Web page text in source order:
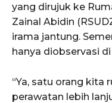
Menu
News
Histori
yang dirujuk ke
Zainal Abidin
irama jantung.
hanya diobservasi
“Ya, satu orang kita
perawatan lebih